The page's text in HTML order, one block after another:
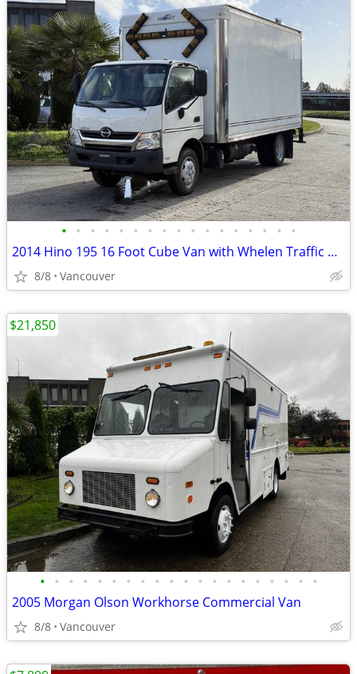
• • • • • • • • • • • • • • • • •
2014 Hino 195 16 Foot Cube Van with Whelen Traffic Advisor
8/8 Vancouver
• • • • • • • • • • • • • • • • • • • •
2005 Morgan Olson Workhorse Commercial Van
8/8 Vancouver
$21,850